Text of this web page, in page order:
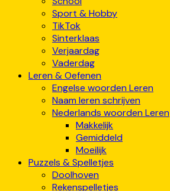
Sport & Hobby
TikTok
Sinterklaas
Verjaardag
Vaderdag
Leren & Oefenen
Engelse woorden Leren
Naam leren schrijven
Nederlands woorden Leren
Makkelijk
Gemiddeld
Moeilijk
Puzzels & Spelletjes
Doolhoven
Rekenspelletjes